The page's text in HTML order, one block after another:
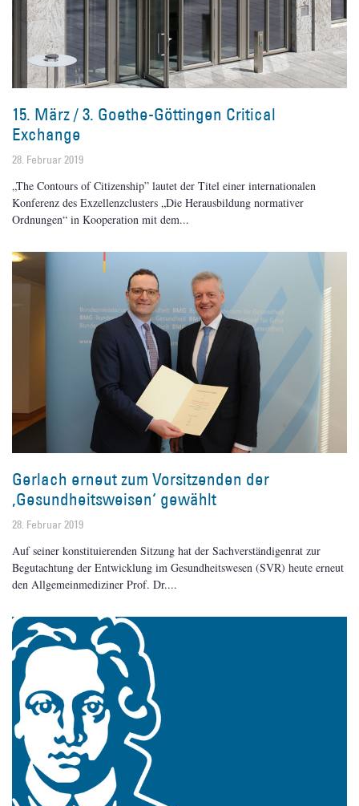
15. März / 3. Goethe-Göttingen Critical
Exchange
28. Februar 2019
„The Contours of Citizenship” lautet der Titel einer internationalen
Konferenz des Exzellenzclusters „Die Herausbildung normativer
Ordnungen“ in Kooperation mit dem
Gerlach erneut zum Vorsitzenden der
‚Gesundheitsweisen‘ gewählt
28. Februar 2019
Auf seiner konstituierenden Sitzung hat der Sachverständigenrat zur
Begutachtung der Entwicklung im Gesundheitswesen (SVR) heute erneut
den Allgemeinmediziner Prof. Dr.